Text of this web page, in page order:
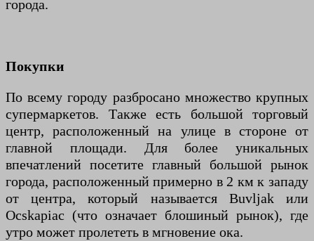
города.
Покупки
По всему городу разбросано множество крупных
супермаркетов. Также есть большой торговый
центр, расположенный на улице в стороне от
главной площади. Для более уникальных
впечатлений посетите главный большой рынок
города, расположенный примерно в 2 км к западу
от центра, который называется Buvljak или
Ocskapiac (что означает блошиный рынок), где
утро может пролететь в мгновение ока.